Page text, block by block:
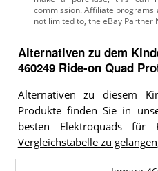
Alternativen zu dem
460249 Ride-on Quad
Alternativen zu diesem
Produkte finden Sie in
besten Elektroquads für
Vergleichstabelle zu